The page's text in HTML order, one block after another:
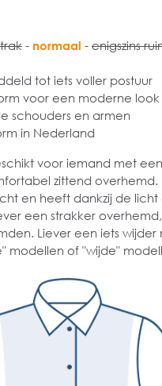
- normaal - enigszins
tot iets voller postuur
voor een moderne look
schouders en armen
in Nederland
voor iemand met
zittend overhemd.
en heeft dankzij de
een strakker
Liever een iets wijder
modellen of "wijde"